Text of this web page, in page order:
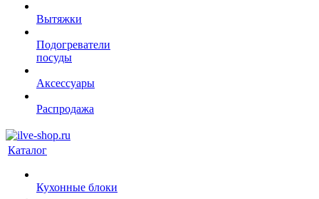
Вытяжки
Подогреватели
посуды
Аксессуары
Распродажа
Каталог
Кухонные блоки